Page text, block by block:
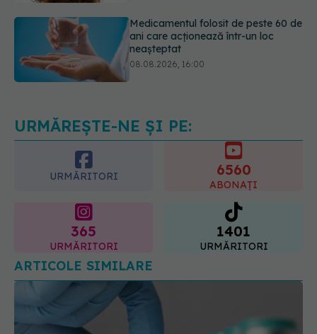
08.08.2026, 16:00
Transpirații nocturne: semnul ignorat
URMĂREȘTE-NE ȘI PE:
URMĂRITORI 6560
ABONAȚI
365
URMĂRITORI
1401
URMĂRITORI
ARTICOLE SIMILARE